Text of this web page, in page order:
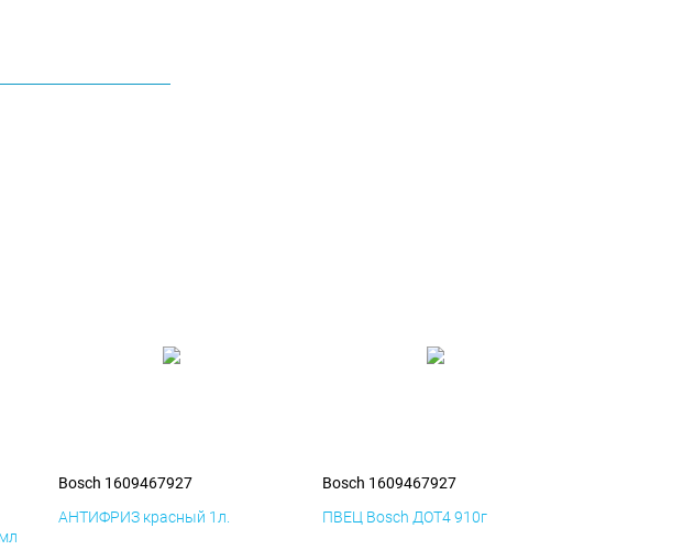
Bosch 1609467927
АНТИФРИЗ красный 1л.
Bosch 1609467927
ПВЕЦ Bosch ДОТ4 910г